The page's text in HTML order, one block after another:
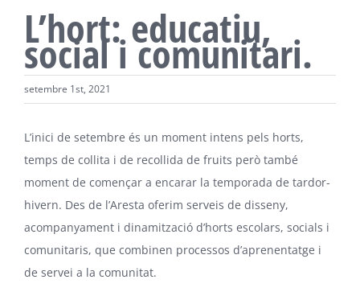
L’hort: educatiu,
social i comunitari.
setembre 1st, 2021
L’inici de setembre és un moment intens pels horts,
temps de collita i de recollida de fruits però també
moment de començar a encarar la temporada de tardor-
hivern. Des de l’Aresta oferim serveis de disseny,
acompanyament i dinamització d’horts escolars, socials i
comunitaris, que combinen processos d’aprenentatge i
de servei a la comunitat.